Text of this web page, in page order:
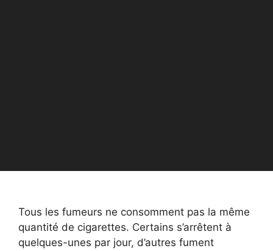
Tous les fumeurs ne consomment pas la même
quantité de cigarettes. Certains s’arrêtent à
quelques-unes par jour, d’autres fument